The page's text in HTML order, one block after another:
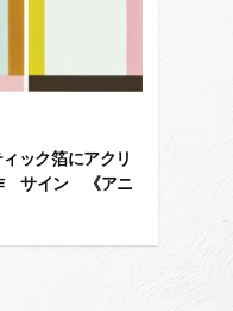
ック箔にアクリ
サイン 《アニ